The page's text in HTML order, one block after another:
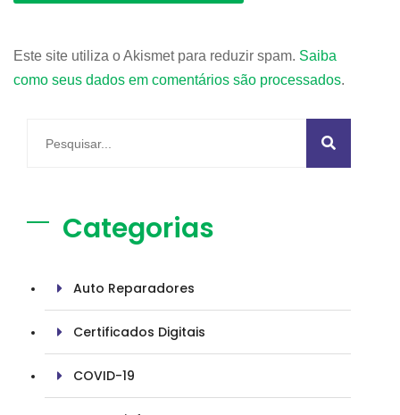
Este site utiliza o Akismet para reduzir spam. Saiba
como seus dados em comentários são processados.
Categorias
Auto Reparadores
Certificados Digitais
COVID-19